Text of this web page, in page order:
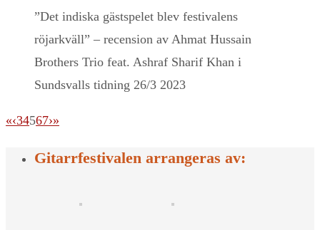
”Det indiska gästspelet blev festivalens
röjarkväll” – recension av Ahmat Hussain
Brothers Trio feat. Ashraf Sharif Khan i
Sundsvalls tidning 26/3 2023
«‹34567›»
Gitarrfestivalen arrangeras av: